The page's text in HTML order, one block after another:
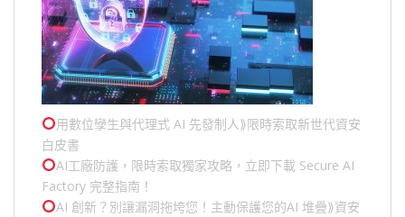
用數位孿生與代理式 AI 先發制人⟫限時索取新世代資安
白皮書
AI工廠防護，限時索取獨家攻略，立即下載 Secure AI
Factory 完整指南！
AI 創新？別讓漏洞拖垮您！主動保護您的AI 堆疊⟫資安